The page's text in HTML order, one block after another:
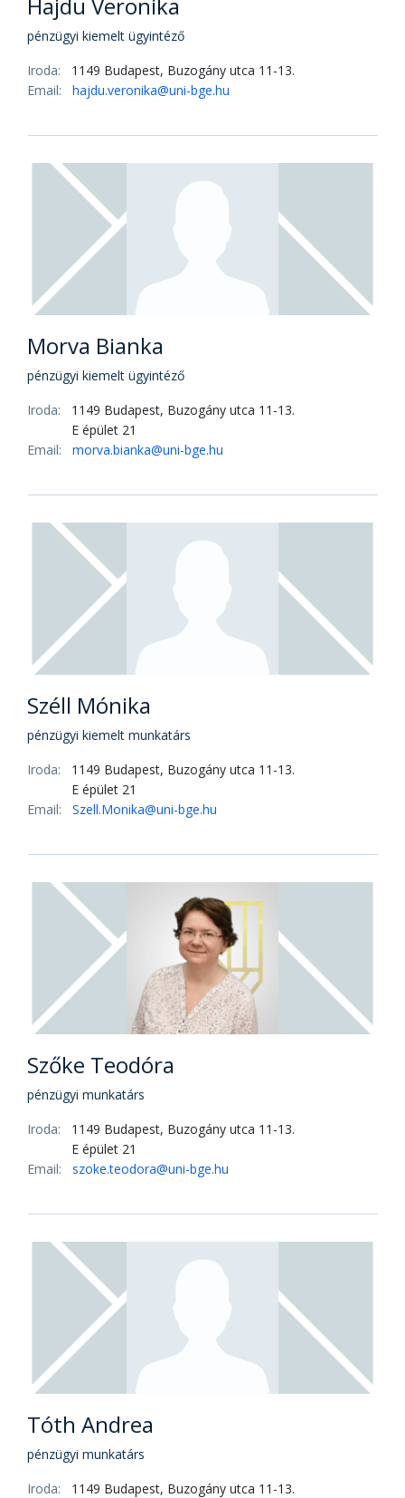
pénzügyi kiemelt ügyintéző
Iroda:
1149 Budapest, Buzogány utca 11-13.
Email:
hajdu.veronika@uni-bge.hu
Morva Bianka
pénzügyi kiemelt ügyintéző
Iroda:
1149 Budapest, Buzogány utca 11-13.
E épület 21
Email:
morva.bianka@uni-bge.hu
Széll Mónika
pénzügyi kiemelt munkatárs
Iroda:
1149 Budapest, Buzogány utca 11-13.
E épület 21
Email:
Szell.Monika@uni-bge.hu
Szőke Teodóra
pénzügyi munkatárs
Iroda:
1149 Budapest, Buzogány utca 11-13.
E épület 21
Email:
szoke.teodora@uni-bge.hu
Tóth Andrea
pénzügyi munkatárs
Iroda:
1149 Budapest, Buzogány utca 11-13.